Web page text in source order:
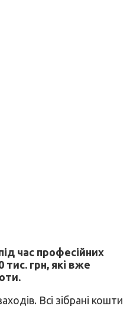
час професійних
тис. грн, які вже
Всі зібрані кошти